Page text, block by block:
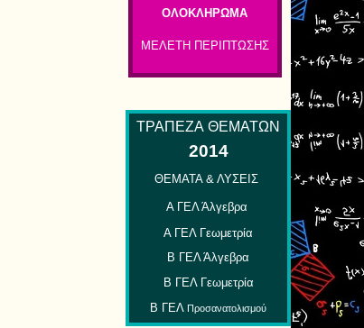
ΟΛΟΚΛΗΡΩΜΑ
ΜΕΛΕΤΗ ΠΕΡΙΠΤΩΣΗΣ
ΤΡΑΠΕΖΑΘΕΜΑΤΩΝ
2014
ΘΕΜΑΤΑ & ΛΥΣΕΙΣ
Α ΓΕΛ Άλγεβρα
Α ΓΕΛ Γεωμετρία
Β ΓΕΛ Άλγεβρα
Β ΓΕΛ Γεωμετρία
Β ΓΕΛΠροσανατολισμού